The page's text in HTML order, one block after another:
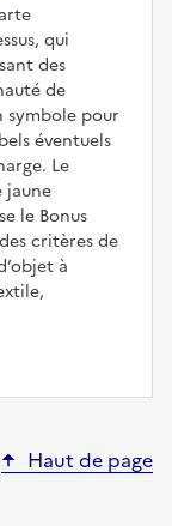
qui
des
de
symbole pour
éventuels
Le
jaune
le Bonus
critères de
à
Haut de page